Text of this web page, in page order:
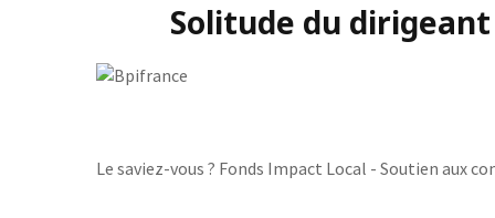
Solitude du
Le saviez-vous ? Fonds Impact Local - Soutien aux